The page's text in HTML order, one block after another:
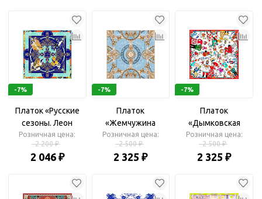
-7%
Платок «Русские
сезоны. Леон
Бакст»
Розничная цена:
2 200 ₽
2 046 ₽
-7%
Платок
«Жемчужина
Крыма»
Розничная цена:
2 500 ₽
2 325 ₽
-7%
Платок
«Дымковская
игрушка»
Розничная цена:
2 500 ₽
2 325 ₽